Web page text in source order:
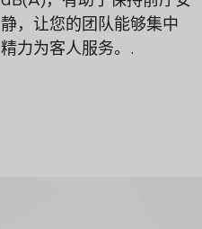
静，让您的团队能够集中
精力为客人服务。.